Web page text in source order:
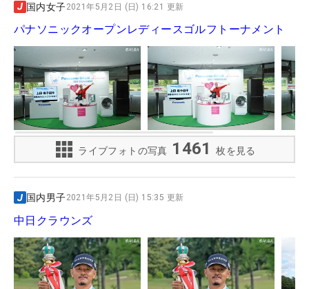
国内女子2021年5月2日 (日) 16:21 更新
パナソニックオープンレディースゴルフトーナメント
ライブフォトの写真 1461 枚を見る
国内男子2021年5月2日 (日) 15:35 更新
中日クラウンズ